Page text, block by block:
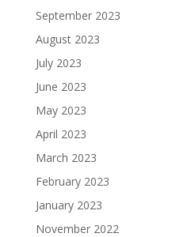
September 2023
August 2023
July 2023
June 2023
May 2023
April 2023
March 2023
February 2023
January 2023
November 2022